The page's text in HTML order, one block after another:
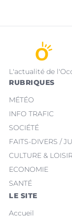
L'actualité de
RUBRIQUES
MÉTÉO
INFO TRAFIC
SOCIÉTÉ
FAITS-DIVERS /
CULTURE &
ECONOMIE
SANTÉ
LE SITE
Accueil